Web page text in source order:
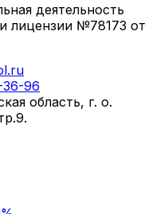
деятельность
лицензии №78173 от
96
область, г. о.